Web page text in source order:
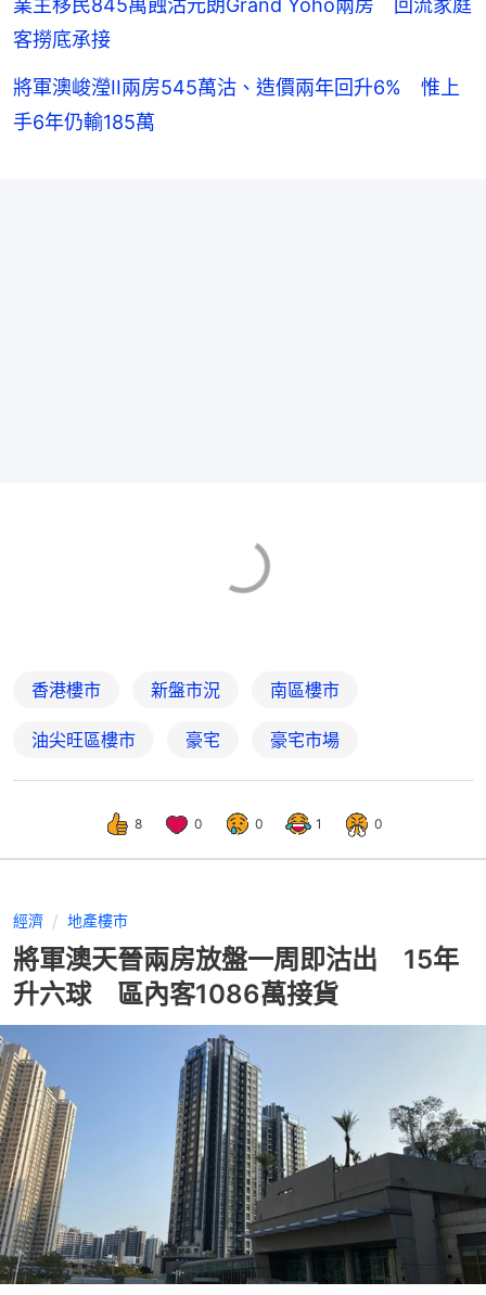
業主移民845萬蝕沽元朗Grand Yoho兩房 回流家庭
客撈底承接
將軍澳峻瀅II兩房545萬沽、造價兩年回升6% 惟上
手6年仍輸185萬
香港樓市 新盤市況 南區樓市
油尖旺區樓市 豪宅 豪宅市場
8 0 0 1 0
經濟 地產樓市
將軍澳天晉兩房放盤一周即沽出 15年
升六球 區內客1086萬接貨